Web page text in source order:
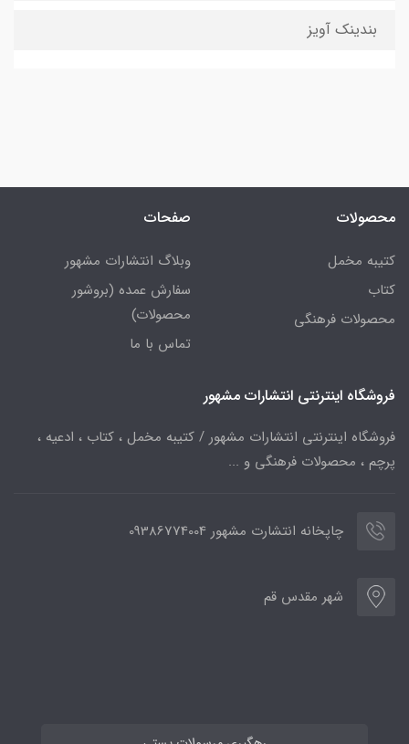
بندینک آویز
محصولات
کتیبه مخمل
کتاب
محصولات فرهنگی
صفحات
وبلاگ انتشارات مشهور
سفارش عمده (بروشور
محصولات)
تماس با ما
فروشگاه اینترنتی انتشارات مشهور
فروشگاه اینترنتی انتشارات مشهور / کتیبه مخمل ، کتاب ، ادعیه ،
پرچم ، محصولات فرهنگی و ...
چاپخانه انتشارت مشهور 09386774004
شهر مقدس قم